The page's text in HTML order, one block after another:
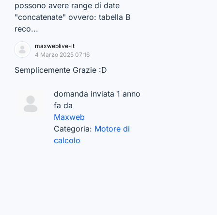
possono avere range di date
"concatenate" ovvero: tabella B
reco...
maxweblive-it
4 Marzo 2025 07:16
Semplicemente Grazie :D
domanda inviata 1 anno
fa da
Maxweb
Categoria: Motore di
calcolo